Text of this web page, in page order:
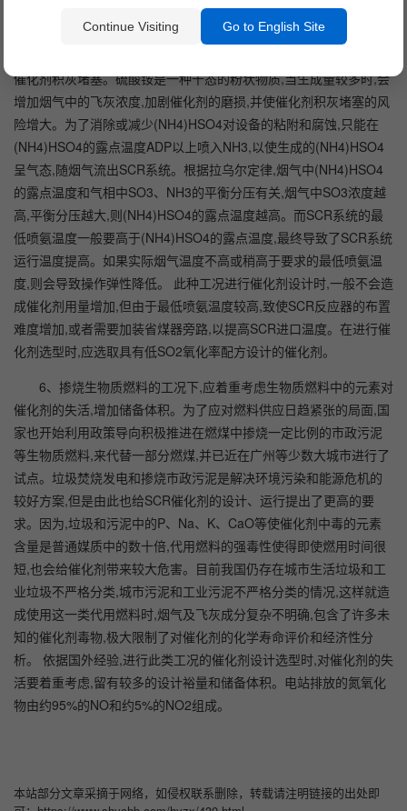
SO3会和还原剂氨NH3 反 应 生 成 (NH4)HSO4(ABS) 和
(NH4)2SO4(AS)。硫酸氢铵是一种极其粘稠的物质,粘附在设备表面
催化剂积灰堵塞。硫酸铵是一种干态的粉状物质,当生成量较多时,会
增加烟气中的飞灰浓度,加剧催化剂的磨损,并使催化剂积灰堵塞的风
险增大。为了消除或减少(NH4)HSO4对设备的粘附和腐蚀,只能在
(NH4)HSO4的露点温度ADP以上喷入NH3,以使生成的(NH4)HSO4
呈气态,随烟气流出SCR系统。根据拉乌尔定律,烟气中(NH4)HSO4
的露点温度和气相中SO3、NH3的平衡分压有关,烟气中SO3浓度越
高,平衡分压越大,则(NH4)HSO4的露点温度越高。而SCR系统的最
低喷氨温度一般要高于(NH4)HSO4的露点温度,最终导致了SCR系统
运行温度提高。如果实际烟气温度不高或稍高于要求的最低喷氨温
度,则会导致操作弹性降低。 此种工况进行催化剂设计时,一般不会造
成催化剂用量增加,但由于最低喷氨温度较高,致使SCR反应器的布置
难度增加,或者需要加装省煤器旁路,以提高SCR进口温度。在进行催
化剂选型时,应选取具有低SO2氧化率配方设计的催化剂。
6、掺烧生物质燃料的工况下,应着重考虑生物质燃料中的元素对
催化剂的失活,增加储备体积。为了应对燃料供应日趋紧张的局面,国
家也开始利用政策导向积极推进在燃煤中掺烧一定比例的市政污泥
等生物质燃料,来代替一部分燃煤,并已近在广州等少数大城市进行了
试点。垃圾焚烧发电和掺烧市政污泥是解决环境污染和能源危机的
较好方案,但是由此也给SCR催化剂的设计、运行提出了更高的要
求。因为,垃圾和污泥中的P、Na、K、CaO等使催化剂中毒的元素
含量是普通媒质中的数十倍,代用燃料的强毒性使得即使燃用时间很
短,也会给催化剂带来较大危害。目前我国仍存在城市生活垃圾和工
业垃圾不严格分类,城市污泥和工业污泥不严格分类的情况,这样就造
成使用这一类代用燃料时,烟气及飞灰成分复杂不明确,包含了许多未
知的催化剂毒物,极大限制了对催化剂的化学寿命评价和经济性分
析。 依据国外经验,进行此类工况的催化剂设计选型时,对催化剂的失
活要着重考虑,留有较多的设计裕量和储备体积。电站排放的氮氧化
物由约95%的NO和约5%的NO2组成。
本站部分文章采摘于网络，如侵权联系删除，转载请注明链接的出处即
Continue Visiting Go to English Site